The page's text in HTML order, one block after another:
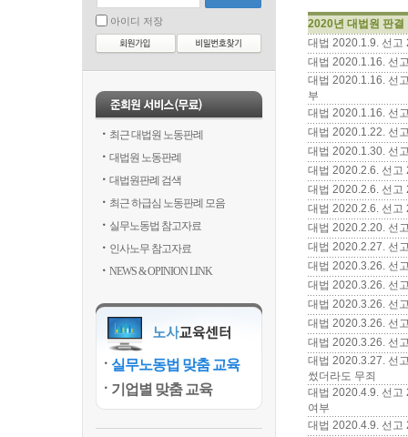
아이디 저장
최근 대법원 노동판례
대법원 노동판례
대법원판례 검색
최근 하급심 노동판례 모음
실무노동법 참고자료
인사노무 참고자료
NEWS & OPINION LINK
실무노동법 맞춤 교육
기업별 맞춤 교육
2020년 대법원 판결
대법 2020.1.9. 선고
대법 2020.1.16. 선
대법 2020.1.16. 선
부
대법 2020.1.16. 선
대법 2020.1.22. 선
대법 2020.1.30. 선
대법 2020.2.6. 선고
대법 2020.2.6. 선고
대법 2020.2.6. 선고
대법 2020.2.20. 선
대법 2020.2.27. 선
대법 2020.3.26. 선
대법 2020.3.26. 선
대법 2020.3.26. 선
대법 2020.3.26. 선
대법 2020.3.26. 선
대법 2020.3.27. 선
썼더라도 무죄
대법 2020.4.9. 선고
여부
대법 2020.4.9. 선고